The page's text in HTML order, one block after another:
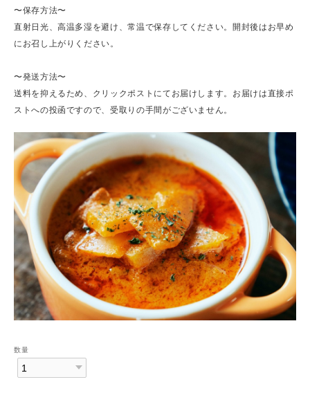
〜保存方法〜
直射日光、高温多湿を避け、常温で保存してください。開封後はお早め
にお召し上がりください。
〜発送方法〜
送料を抑えるため、クリックポストにてお届けします。お届けは直接ポ
ストへの投函ですので、受取りの手間がございません。
数量